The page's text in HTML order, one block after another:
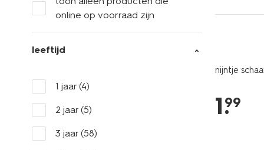
online op voorraad zijn
leeftijd
1 jaar (4)
2 jaar (5)
3 jaar (58)
nijntje
1.
99